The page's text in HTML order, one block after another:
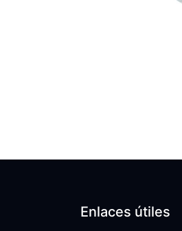
Enlaces útiles